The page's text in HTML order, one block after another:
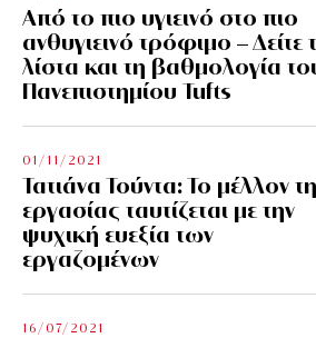
Από το πιο υγιεινό στο πιο
ανθυγιεινό τρόφιμο – Δείτε
λίστα και τη βαθμολογία
Πανεπιστημίου Tufts
01/11/2021
Τατιάνα Τούντα: Το μέλλον
εργασίας ταυτίζεται με την
ψυχική ευεξία των
εργαζομένων
16/07/2021